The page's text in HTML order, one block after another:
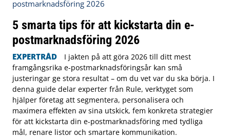
5 smarta tips för att kickstarta din e-
postmarknadsföring 2026
EXPERTRÅD
I jakten på att göra 2026 till ditt mest
framgångsrika e-postmarknadsföringsår kan små
justeringar ge stora resultat – om du vet var du ska börja. I
denna guide delar experter från Rule, verktyget som
hjälper företag att segmentera, personalisera och
maximera effekten av sina utskick, fem konkreta strategier
för att kickstarta din e-postmarknadsföring med tydliga
mål, renare listor och smartare kommunikation.